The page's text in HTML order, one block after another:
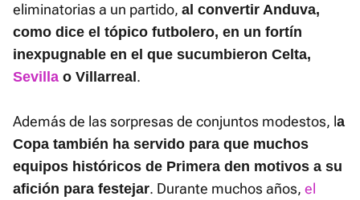
eliminatorias a un partido, al convertir Anduva,
como dice el tópico futbolero, en un fortín
inexpugnable en el que sucumbieron Celta,
Sevilla o Villarreal .
Además de las sorpresas de conjuntos modestos, la
Copa también ha servido para que muchos
equipos históricos de Primera den motivos a su
afición para festejar. Durante muchos años, el